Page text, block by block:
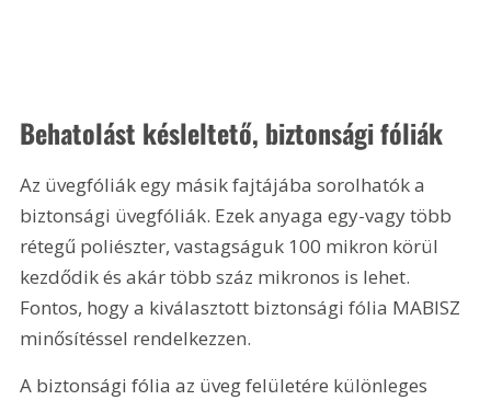
Behatolást késleltető, biztonsági fóliák
Az üvegfóliák egy másik fajtájába sorolhatók a
biztonsági üvegfóliák. Ezek anyaga egy-vagy több
rétegű poliészter, vastagságuk 100 mikron körül
kezdődik és akár több száz mikronos is lehet.
Fontos, hogy a kiválasztott biztonsági fólia MABISZ
minősítéssel rendelkezzen.
A biztonsági fólia az üveg felületére különleges